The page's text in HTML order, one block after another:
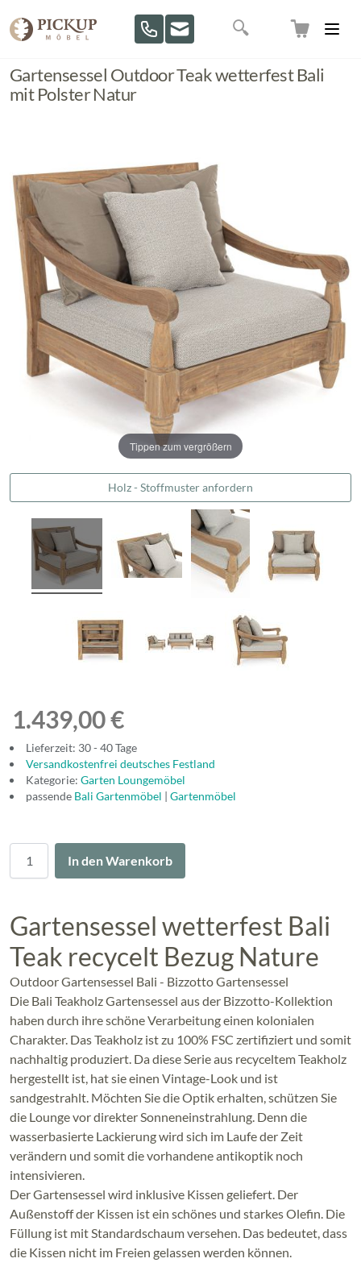
Suche
Gartensessel Outdoor Teak wetterfest Bali
mit Polster Natur
Tippen zum vergrößern
Holz - Stoffmuster anfordern
1.439,00 €
Lieferzeit: 30 - 40 Tage
Versandkostenfrei deutsches Festland
Kategorie: Garten Loungemöbel
passende Bali Gartenmöbel | Gartenmöbel
In den Warenkorb
Gartensessel wetterfest Bali
Teak recycelt Bezug Nature
Outdoor Gartensessel Bali - Bizzotto Gartensessel
Die Bali Teakholz Gartensessel aus der Bizzotto-Kollektion
haben durch ihre schöne Verarbeitung einen kolonialen
Charakter. Das Teakholz ist zu 100% FSC zertifiziert und somit
nachhaltig produziert. Da diese Serie aus recyceltem Teakholz
hergestellt ist, hat sie einen Vintage-Look und ist
sandgestrahlt. Möchten Sie die Optik erhalten, schützen Sie
die Lounge vor direkter Sonneneinstrahlung. Denn die
wasserbasierte Lackierung wird sich im Laufe der Zeit
verändern und somit die vorhandene antikoptik noch
intensivieren.
Der Gartensessel wird inklusive Kissen geliefert. Der
Außenstoff der Kissen ist ein schönes und starkes Olefin. Die
Füllung ist mit Standardschaum versehen. Das bedeutet, dass
die Kissen nicht im Freien gelassen werden können.